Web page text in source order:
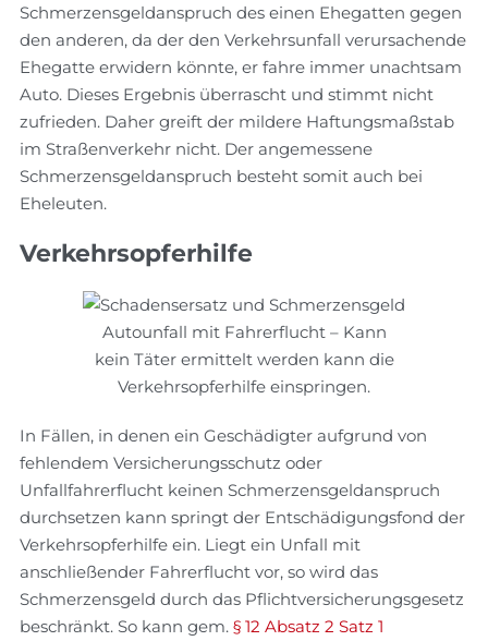
Schmerzensgeldanspruch des einen Ehegatten gegen
den anderen, da der den Verkehrsunfall verursachende
Ehegatte erwidern könnte, er fahre immer unachtsam
Auto. Dieses Ergebnis überrascht und stimmt nicht
zufrieden. Daher greift der mildere Haftungsmaßstab
im Straßenverkehr nicht. Der angemessene
Schmerzensgeldanspruch besteht somit auch bei
Eheleuten.
Verkehrsopferhilfe
Autounfall mit Fahrerflucht – Kann
kein Täter ermittelt werden kann die
Verkehrsopferhilfe einspringen.
In Fällen, in denen ein Geschädigter aufgrund von
fehlendem Versicherungsschutz oder
Unfallfahrerflucht keinen Schmerzensgeldanspruch
durchsetzen kann springt der Entschädigungsfond der
Verkehrsopferhilfe ein. Liegt ein Unfall mit
anschließender Fahrerflucht vor, so wird das
Schmerzensgeld durch das Pflichtversicherungsgesetz
beschränkt. So kann gem.§ 12 Absatz 2 Satz 1